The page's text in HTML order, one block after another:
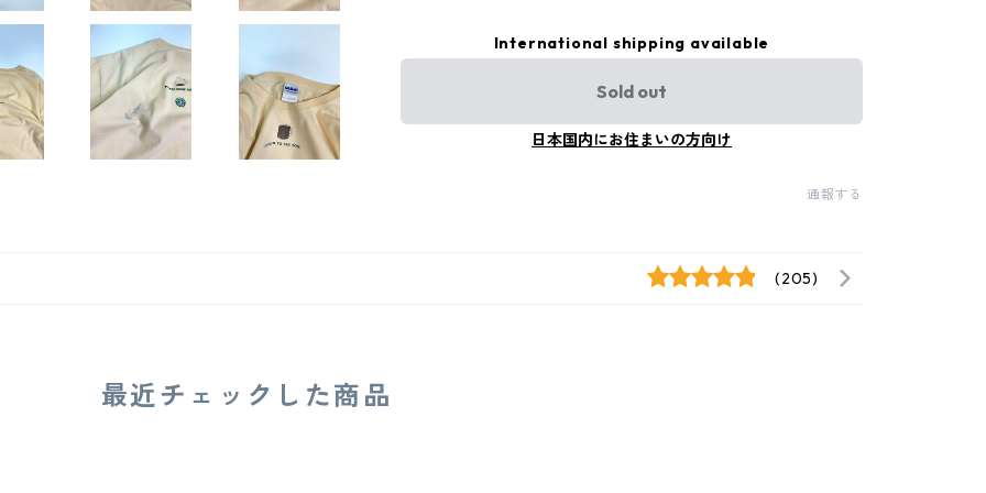
International shipping available
Sold out
日本国内にお住まいの方向け
通報する
(205)
最近チェックした商品